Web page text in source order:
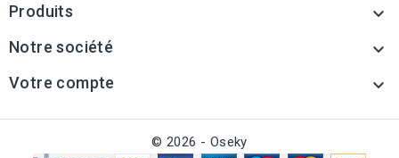
Produits 
Notre société 
Votre compte 
© 2026 - Oseky